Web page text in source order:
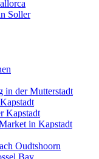
Soller
in der Mutterstadt
Kapstadt
in Kapstadt
Oudtshoorn
Bay